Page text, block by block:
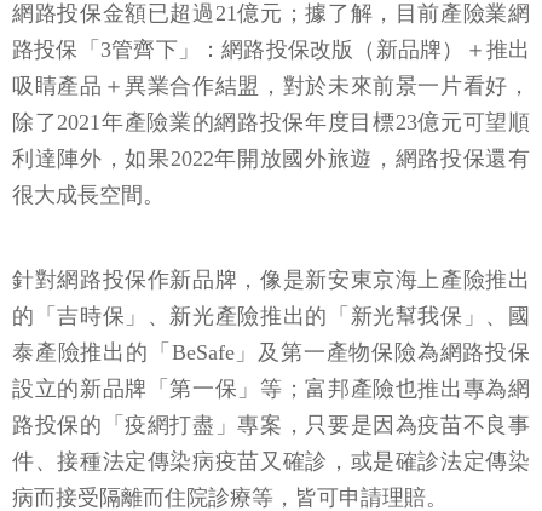
網路投保金額已超過21億元；據了解，目前產險業網
路投保「3管齊下」：網路投保改版（新品牌）＋推出
吸睛產品＋異業合作結盟，對於未來前景一片看好，
除了2021年產險業的網路投保年度目標23億元可望順
利達陣外，如果2022年開放國外旅遊，網路投保還有
很大成長空間。
針對網路投保作新品牌，像是新安東京海上產險推出
的「吉時保」、新光產險推出的「新光幫我保」、國
泰產險推出的「BeSafe」及第一產物保險為網路投保
設立的新品牌「第一保」等；富邦產險也推出專為網
路投保的「疫網打盡」專案，只要是因為疫苗不良事
件、接種法定傳染病疫苗又確診，或是確診法定傳染
病而接受隔離而住院診療等，皆可申請理賠。